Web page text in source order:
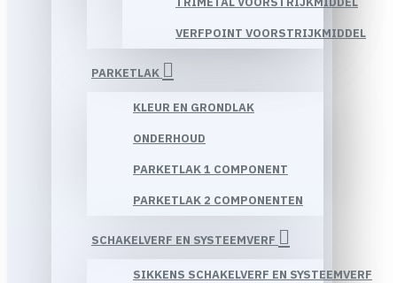
VERFPOINT VOORSTRIJKMIDDEL
PARKETLAK
KLEUR EN GRONDLAK
ONDERHOUD
PARKETLAK 1 COMPONENT
PARKETLAK 2 COMPONENTEN
SCHAKELVERF EN SYSTEEMVERF
SIKKENS SCHAKELVERF EN SYSTEEMVERF